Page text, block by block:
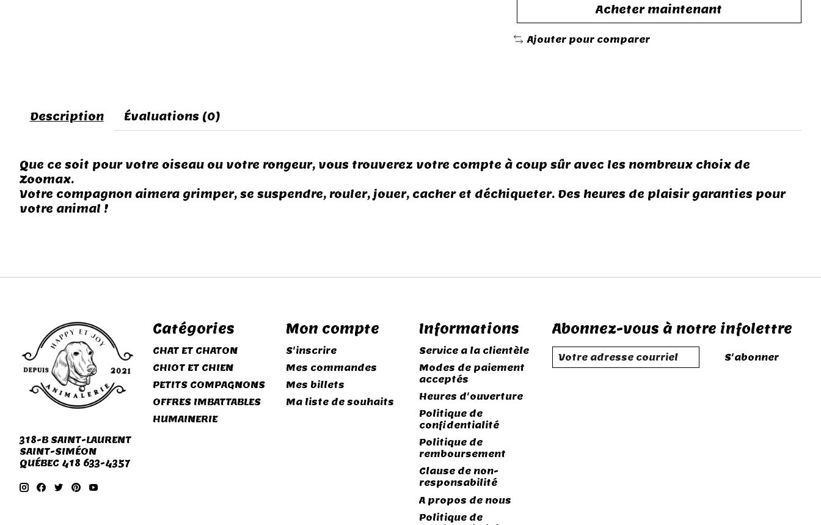
Acheter maintenant
Ajouter pour comparer
Description Évaluations (0)
Que ce soit pour votre oiseau ou votre rongeur, vous trouverez votre compte à coup sûr avec les nombreux choix de
Zoomax.
Votre compagnon aimera grimper, se suspendre, rouler, jouer, cacher et déchiqueter. Des heures de plaisir garanties pour
votre animal !
318-B SAINT-LAURENT
SAINT-SIMÉON
QUÉBEC 418 633-4357
Catégories
CHAT ET CHATON
CHIOT ET CHIEN
PETITS COMPAGNONS
OFFRES IMBATTABLES
HUMAINERIE
Mon compte
S'inscrire
Mes commandes
Mes billets
Ma liste de souhaits
Informations
Service a la clientèle
Modes de paiement
acceptés
Heures d'ouverture
Politique de
confidentialité
Politique de
remboursement
Clause de non-
responsabilité
A propos de nous
Politique de
Abonnez-vous à notre infolettre
S'abonner